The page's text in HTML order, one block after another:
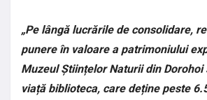
„Pe lângă lucrările de consolidare,
punere în valoare a patrimoniului
Muzeul Științelor Naturii din Dorohoi
viață biblioteca, care deține peste